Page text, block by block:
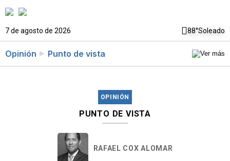
7 de agosto de 2026 88°Soleado
Opinión Punto de vista
OPINIÓN
PUNTO DE VISTA
RAFAEL COX ALOMAR